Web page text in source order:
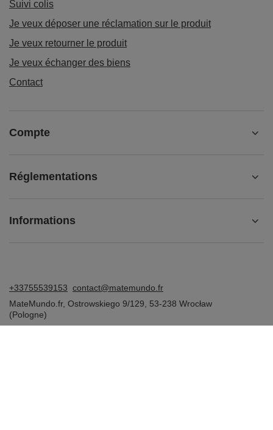
Suivi colis
Je veux déposer une réclamation sur le produit
Je veux retourner le produit
Je veux échanger des biens
Contact
Compte
Réglementations
Informations
+33755539153 contact@matemundo.fr
MateMundo.fr, Ostrowskiego 9/129 53-238 Wrocław
(Pologne)